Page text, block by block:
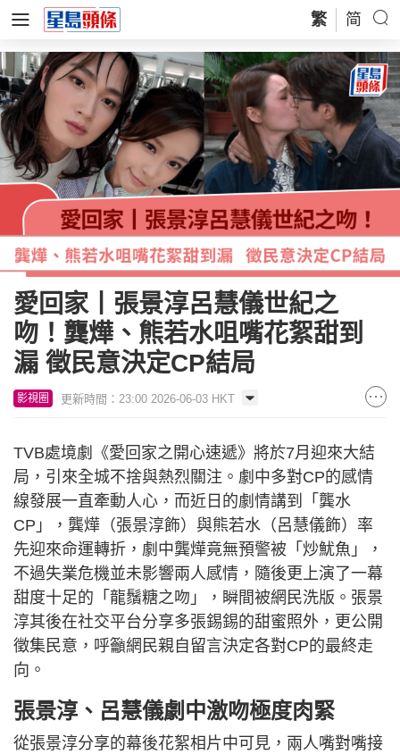
繁 简
愛回家丨張景淳呂慧儀世紀之
吻！龔燁、熊若水咀嘴花絮甜到
漏 徵民意決定CP結局
影視圈 更新時間：23:00 2026-06-03 HKT
TVB處境劇《愛回家之開心速遞》將於7月迎來大結
局，引來全城不捨與熱烈關注。劇中多對CP的感情
線發展一直牽動人心，而近日的劇情講到「龔水
CP」，龔燁（張景淳飾）與熊若水（呂慧儀飾）率
先迎來命運轉折，劇中龔燁竟無預警被「炒魷魚」，
不過失業危機並未影響兩人感情，隨後更上演了一幕
甜度十足的「龍鬚糖之吻」，瞬間被網民洗版。張景
淳其後在社交平台分享多張錫錫的甜蜜照外，更公開
徵集民意，呼籲網民親自留言決定各對CP的最終走
向。
張景淳、呂慧儀劇中激吻極度肉緊
從張景淳分享的幕後花絮相片中可見，兩人嘴對嘴接